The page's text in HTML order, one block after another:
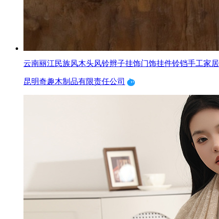
云南丽江民族风木头风铃辫子挂饰门饰挂件铃铛手工家
昆明奇趣木制品有限责任公司